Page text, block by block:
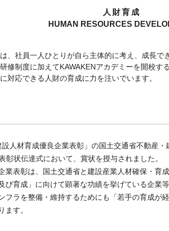
⼈財育成
HUMAN RESOURCES
、社員一人ひとりが自ら主体的に考え、成⻑で
修制度に加えてKAWAKENアカデミーを開校す
対応できる人財の育成に力を注いでいます。
人材育成優良企業表彰」の国土交通省不動産
彰状伝達式において、賞状を授与されました。
業表彰は、国土交通省と建設産業人材確保・育
び育成」に向けて顕著な功績を挙げている企業
フラを整備・維持するためにも「若手の育成が
ます。